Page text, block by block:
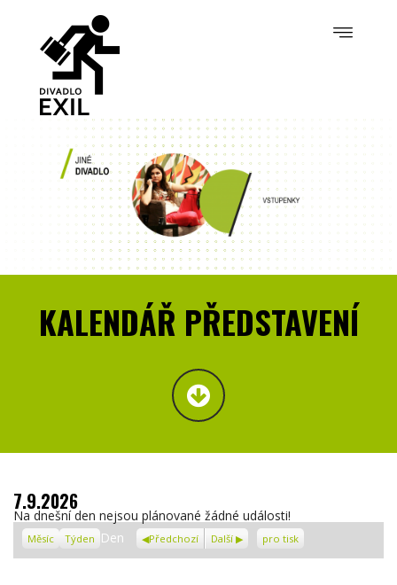
KALENDÁŘ PŘEDSTAVENÍ
7.9.2026
Na dnešní den nejsou plánované žádné události!
Měsíc Týden Den Předchozí Další Zobrazení
pro tisk